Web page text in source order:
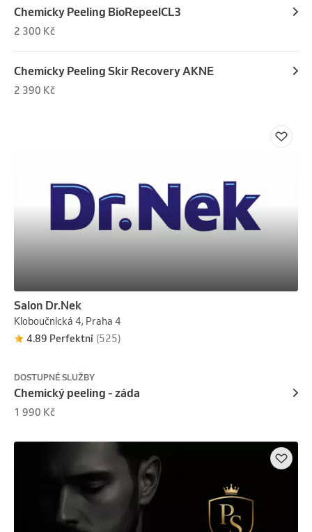
Chemicky Peeling BioRepeelCL3
2 300 Kč
Chemicky Peeling Skir Recovery AKNE
2 390 Kč
Salon Dr.Nek
Kloboučnická 4, Praha 4
4.89 Perfektní (525)
DOSTUPNÉ SLUŽBY
Chemický peeling - záda
1 990 Kč